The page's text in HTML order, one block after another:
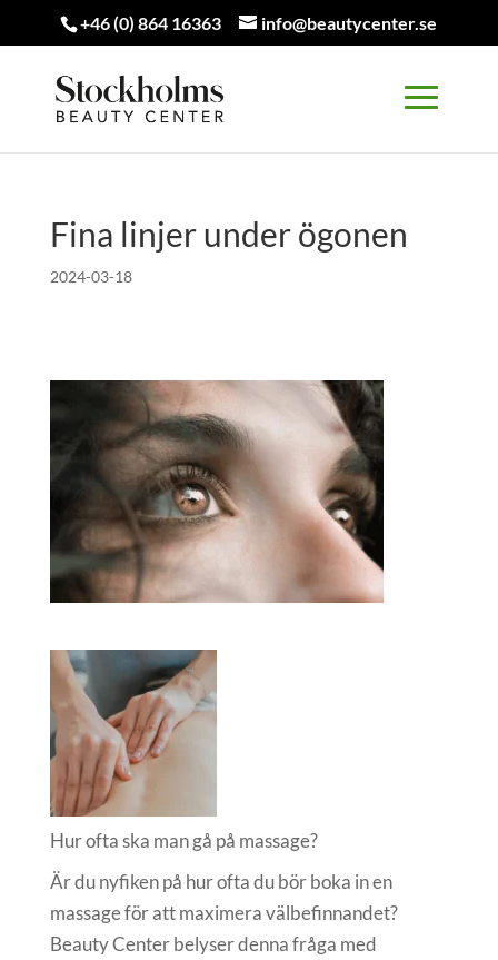
+46 (0) 864 16363 info@beautycenter.se
Fina linjer under ögonen
2024-03-18
Hur ofta ska man gå på massage?
Är du nyfiken på hur ofta du bör boka in en
massage för att maximera välbefinnandet?
Beauty Center belyser denna fråga med